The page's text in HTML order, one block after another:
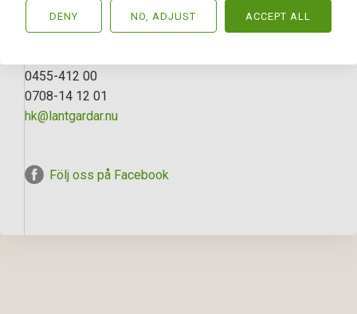
ANSVARIG MÄKLARE
0455-412 00
0708-14 12 01
hk@lantgardar.nu
Följ oss på Facebook
DENY NO, ADJUST ACCEPT ALL